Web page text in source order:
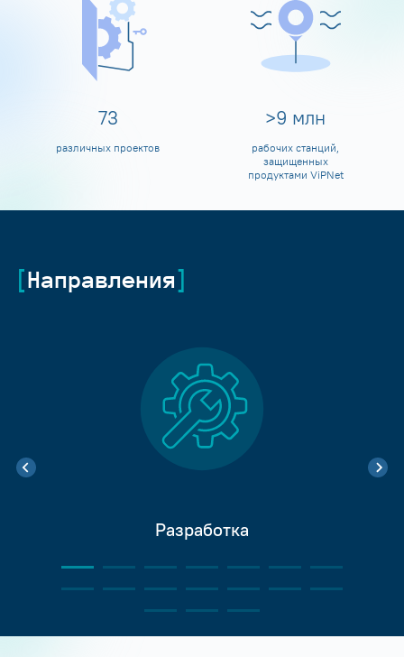
80
различных проектов
>10 млн
рабочих станций,
защищенных
продуктами ViPNet
Направления
Разработка